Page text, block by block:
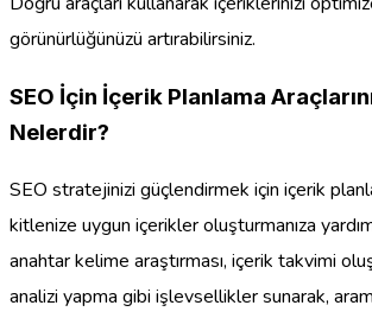
görünürlüğünüzü artırabilirsiniz.
SEO İçin İçerik Planlama
Nelerdir?
SEO stratejinizi güçlendirmek için içerik
kitlenize uygun içerikler oluşturmanıza
anahtar kelime araştırması, içerik takvimi
analizi yapma gibi işlevsellikler sunarak,